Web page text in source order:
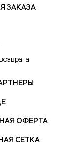
ЗАКАЗА
ОФЕРТА
СЕТКА